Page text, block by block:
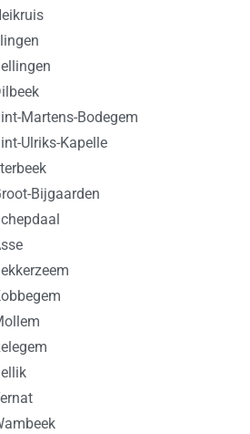
Martens-Bodegem
Ulriks-Kapelle
Bijgaarden